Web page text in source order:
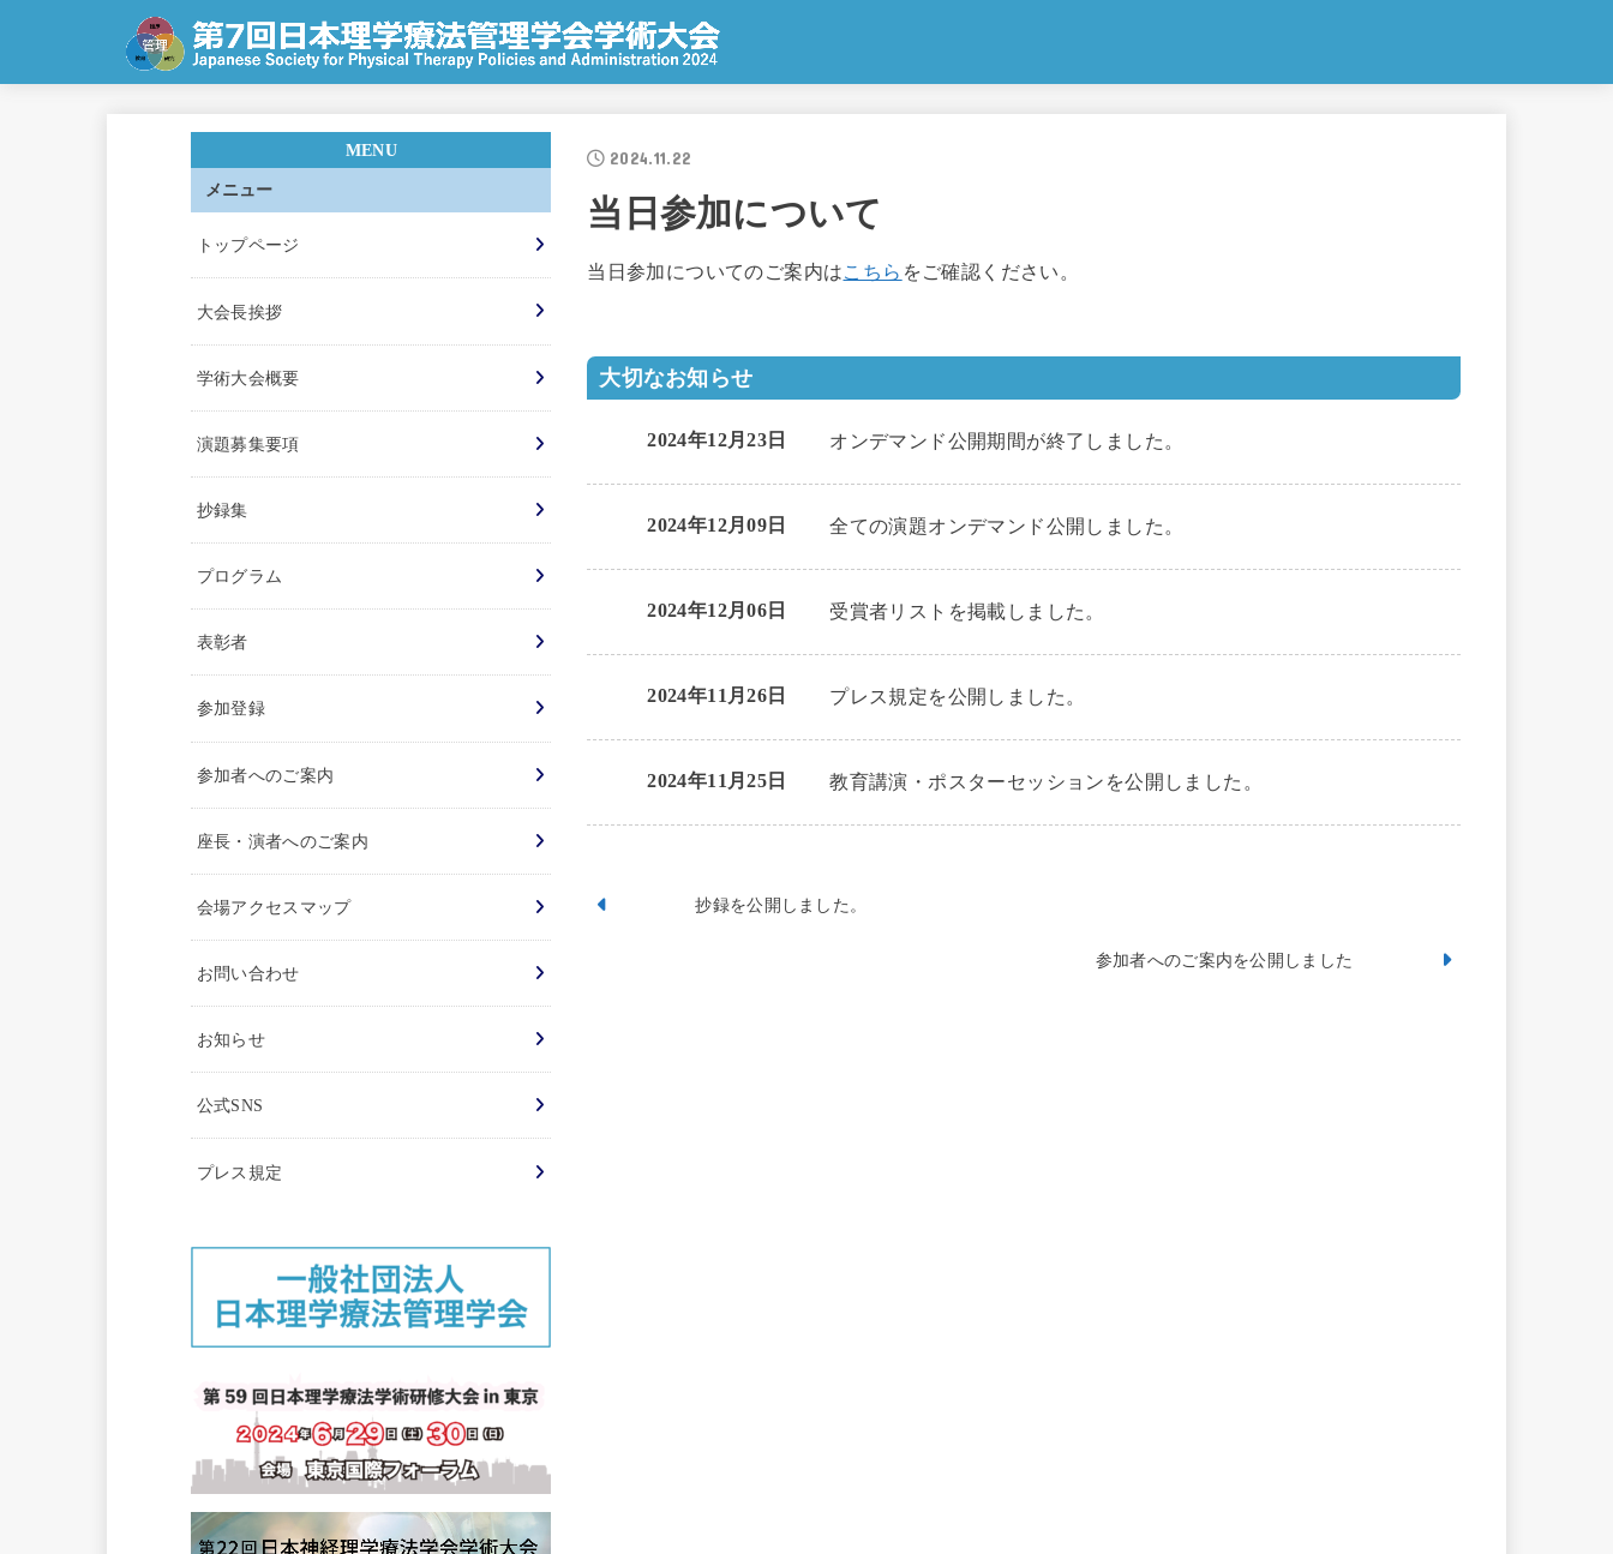
2024.11.22
当日参加について
当日参加についてのご案内はこちら をご確認ください。
大切なお知らせ
2024年12月23日 オンデマンド公開期間が終了しました。
2024年12月09日 全ての演題オンデマンド公開しました。
2024年12月06日 受賞者リストを掲載しました。
2024年11月26日 プレス規定を公開しました。
2024年11月25日 教育講演・ポスターセッションを公開しました。
抄録を公開しました。
参加者へのご案内を公開しました
メニュー
トップページ
大会長挨拶
学術大会概要
演題募集要項
抄録集
プログラム
表彰者
参加登録
参加者へのご案内
座長・演者へのご案内
会場アクセスマップ
お問い合わせ
お知らせ
公式SNS
プレス規定